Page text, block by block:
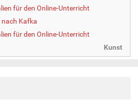
für den Online-Unterricht
nach Kafka
für den Online-Unterricht
Kunst